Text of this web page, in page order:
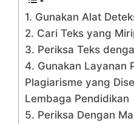
1. Gunakan Alat
2. Cari Teks yang
3. Periksa Teks
4. Gunakan Layanan
Plagiarisme yang
Lembaga Pendidikan
5. Periksa Dengan